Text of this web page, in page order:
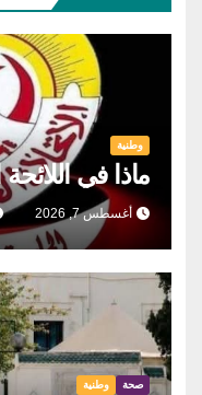
وطنية
ماذا في اللائحة
أغسطس 7, 2026
صحة وطنية